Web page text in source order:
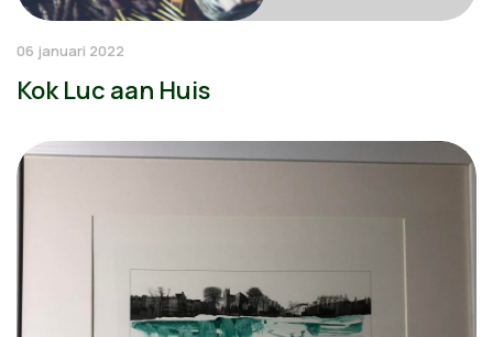
06 januari 2022
Kok Luc aan Huis